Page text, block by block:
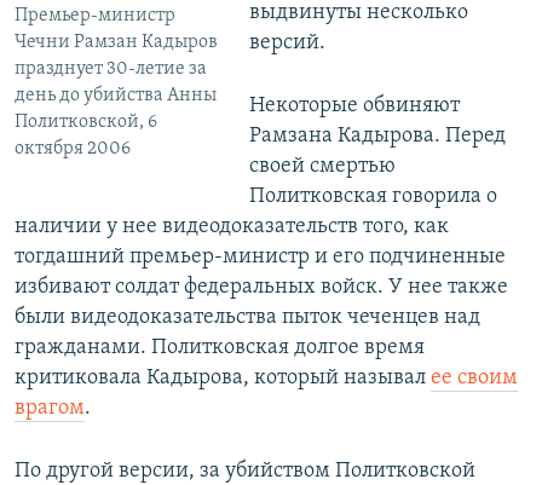
Премьер-министр
Чечни Рамзан Кадыров
празднует 30-летие за
день до убийства Анны
Политковской, 6
октября 2006
выдвинуты несколько
версий.
Некоторые обвиняют
Рамзана Кадырова. Перед
своей смертью
Политковская говорила о
наличии у нее видеодоказательств того, как
тогдашний премьер-министр и его подчиненные
избивают солдат федеральных войск. У нее также
были видеодоказательства пыток чеченцев над
гражданами. Политковская долгое время
критиковала Кадырова, который называл ее своим
врагом.
По другой версии, за убийством Политковской